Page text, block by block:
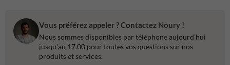
Vous préférez appeler ? Contactez Noury !
Nous sommes disponibles par téléphone aujourd'hui
jusqu'au 17.00 pour toutes vos questions sur nos
produits et services.